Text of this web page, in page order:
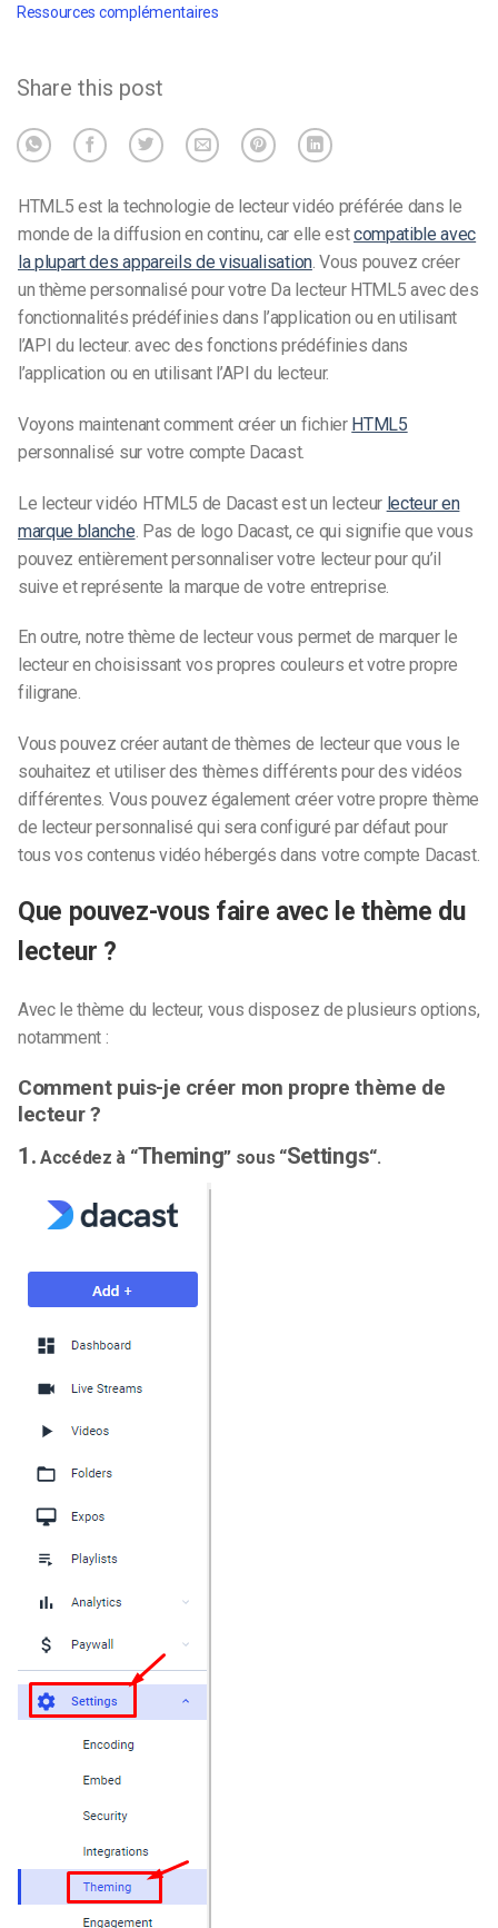
Ressources complémentaires
Share this post
HTML5 est la technologie de lecteur vidéo préférée dans le
monde de la diffusion en continu, car elle estcompatible avec
la plupart des appareils de visualisation. Vous pouvez créer
un thème personnalisé pour votre Dalecteur HTML5 avec des
fonctionnalités prédéfinies dans l’application ou en utilisant
l’API du lecteur. avec des fonctions prédéfinies dans
l’application ou en utilisant l’API du lecteur.
Voyons maintenant comment créer un fichier HTML5
personnalisé sur votre compte Dacast.
Le lecteur vidéo HTML5 de Dacast est un lecteur lecteur en
marque blanche . Pas de logo Dacast, ce qui signifie que vous
pouvez entièrement personnaliser votre lecteur pour qu’il
suive et représente la marque de votre entreprise.
En outre, notre thème de lecteur vous permet de marquer le
lecteur en choisissant vos propres couleurs et votre propre
filigrane.
Vous pouvez créer autant de thèmes de lecteur que vous le
souhaitez et utiliser des thèmes différents pour des vidéos
différentes. Vous pouvez également créer votre propre thème
de lecteur personnalisé qui sera configuré par défaut pour
tous vos contenus vidéo hébergés dans votre compte Dacast.
Que pouvez-vous faire avec le thème du
lecteur ?
Avec le thème du lecteur, vous disposez de plusieurs options,
notamment :
Comment puis-je créer mon propre thème de
lecteur ?
1. Accédez à “Theming” sous “Settings“.